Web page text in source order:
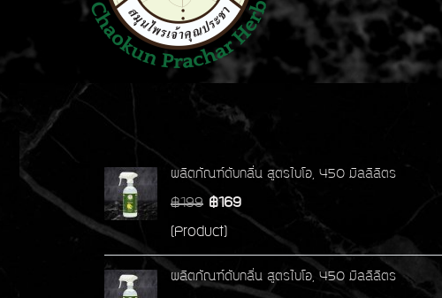
ผลิตภัณฑ์ดับกลิ่น สูตรไบโอ, 450 มิลลิลิตร
฿199 ฿169
(Product)
ผลิตภัณฑ์ดับกลิ่น สูตรไบโอ, 450 มิลลิลิตร